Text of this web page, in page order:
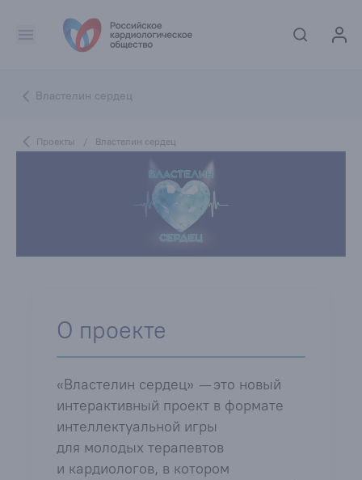
Властелин сердец
Проекты / Властелин сердец
О проекте
«Властелин сердец» — это новый
интерактивный проект в формате
интеллектуальной игры
для молодых терапевтов
и кардиологов, в котором